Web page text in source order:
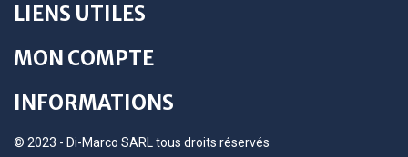
LIENS UTILES
MON COMPTE
INFORMATIONS
© 2023 - Di-Marco SARL tous droits réservés